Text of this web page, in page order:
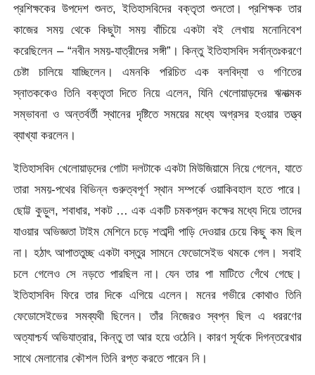
প্রশিক্ষকের উপদেশ শুনত, ইতিহাসবিদের বক্তৃতা শুনতো। প্রশিক্ষক তার
কাজের সময় থেকে কিছুটা সময় বাঁচিয়ে একটা বই লেখায় মনোনিবেশ
করেছিলেন – “নবীন সময়-যাত্রীদের সঙ্গী”। কিন্তু ইতিহাসবিদ সর্বান্তঃকরণে
চেষ্টা চালিয়ে যাচ্ছিলেন। এমনকি পরিচিত এক বলবিদ্যা ও গণিতের
স্নাতককেও তিনি বক্তৃতা দিতে নিয়ে এলেন, যিনি খেলোয়াড়দের ঋনাত্মক
সম্ভাবনা ও অন্তর্বর্তী স্থানের দৃষ্টিতে সময়ের মধ্যে অগ্রসর হওয়ার তত্ত্ব
ব্যাখ্যা করলেন।
ইতিহাসবিদ খেলোয়াড়দের গোটা দলটাকে একটা মিউজিয়ামে নিয়ে গেলেন, যাতে
তারা সময়-পথের বিভিন্ন গুরুত্বপূর্ণ স্থান সম্পর্কে ওয়াকিবহাল হতে পারে।
ছোট্ট কুড়ুল, শবাধার, শকট … এক একটি চমকপ্রদ কক্ষের মধ্যে দিয়ে তাদের
যাওয়ার অভিজ্ঞতা টাইম মেশিনে চড়ে শতাব্দী পাড়ি দেওয়ার চেয়ে কিছু কম ছিল
না। হঠাৎ আপাততুচ্ছ একটা বস্তুর সামনে ফেডোসেইভ থমকে গেল। সবাই
চলে গেলেও সে নড়তে পারছিল না। যেন তার পা মাটিতে গেঁথে গেছে।
ইতিহাসবিদ ফিরে তার দিকে এগিয়ে এলেন। মনের গভীরে কোথাও তিনি
ফেডোসেইভের সমব্যথী ছিলেন। তাঁর নিজেরও স্বপ্ন ছিল এ ধররণের
অত্যাশ্চর্য অভিযাত্রার, কিন্তু তা আর হয়ে ওঠেনি। কারণ সূর্যকে দিগন্তরেখার
সাথে মেলানোর কৌশল তিনি রপ্ত করতে পারেন নি।